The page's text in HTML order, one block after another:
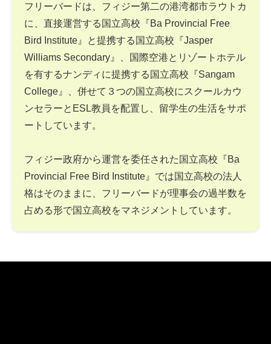
フリーバードは、フィジー第二の港湾都市ラウトカ
に、直接運営する国立高校『Ba Provincial Free
Bird Institute』と提携する国立高校『Jasper
Williams Secondary』、国際空港とリゾートホテル
を有するナンディに提携する国立高校『Sangam
College』、併せて３つの国立高校にスクールカウ
ンセラーとESL教員を配置し、留学生の生活をサポ
ートしています。
フィジー政府から運営を委任された国立高校『Ba
Provincial Free Bird Institute』では国立高校の法人
格はそのままに、フリーバードが理事会の過半数を
占める形で国立高校をマネジメントしています。